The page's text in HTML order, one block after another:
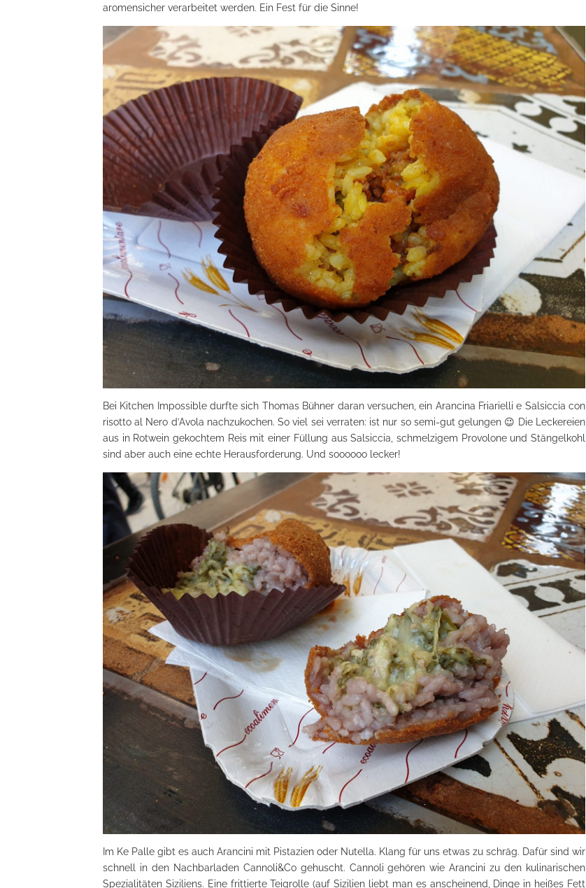
aromensicher verarbeitet werden. Ein Fest für die Sinne!
Bei Kitchen Impossible durfte sich Thomas Bühner daran versuchen, ein Arancina Friarielli e Salsiccia con
risotto al Nero d’Avola nachzukochen. So viel sei verraten: ist nur so semi-gut gelungen 😉 Die Leckereien
aus in Rotwein gekochtem Reis mit einer Füllung aus Salsiccia, schmelzigem Provolone und Stängelkohl
sind aber auch eine echte Herausforderung. Und soooooo lecker!
Im Ke Palle gibt es auch Arancini mit Pistazien oder Nutella. Klang für uns etwas zu schräg. Dafür sind wir
schnell in den Nachbarladen Cannoli&Co gehuscht. Cannoli gehören wie Arancini zu den kulinarischen
Spezialitäten Siziliens. Eine frittierte Teigrolle (auf Sizilien liebt man es anscheinend, Dinge in heißes Fett